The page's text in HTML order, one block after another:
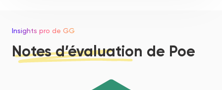
Insights pro de GG
Notes d’évaluation de Poe